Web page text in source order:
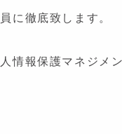
に徹底致します。
情報保護マネジメ